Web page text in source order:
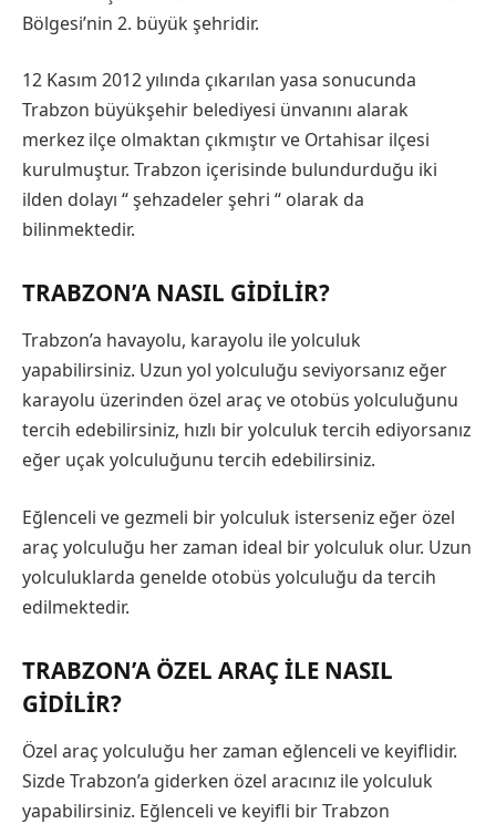
Bölgesi’nin 2. büyük şehridir.
12 Kasım 2012 yılında çıkarılan yasa sonucunda
Trabzon büyükşehir belediyesi ünvanını alarak
merkez ilçe olmaktan çıkmıştır ve Ortahisar ilçesi
kurulmuştur. Trabzon içerisinde bulundurduğu iki
ilden dolayı “ şehzadeler şehri “ olarak da
bilinmektedir.
TRABZON’A NASIL GIDILIR?
Trabzon’a havayolu, karayolu ile yolculuk
yapabilirsiniz. Uzun yol yolculuğu seviyorsanız eğer
karayolu üzerinden özel araç ve otobüs yolculuğunu
tercih edebilirsiniz, hızlı bir yolculuk tercih ediyorsanız
eğer uçak yolculuğunu tercih edebilirsiniz.
Eğlenceli ve gezmeli bir yolculuk isterseniz eğer özel
araç yolculuğu her zaman ideal bir yolculuk olur. Uzun
yolculuklarda genelde otobüs yolculuğu da tercih
edilmektedir.
TRABZON’A ÖZEL ARAÇ ILE NASIL
GIDILIR?
Özel araç yolculuğu her zaman eğlenceli ve keyiflidir.
Sizde Trabzon’a giderken özel aracınız ile yolculuk
yapabilirsiniz. Eğlenceli ve keyifli bir Trabzon